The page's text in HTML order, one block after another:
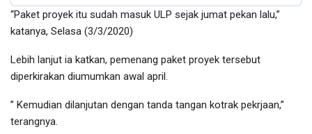
“Paket proyek itu sudah masuk ULP sejak jumat pekan lalu,”
katanya, Selasa (3/3/2020)
Lebih lanjut ia katkan, pemenang paket proyek tersebut
diperkirakan diumumkan awal april.
” Kemudian dilanjutan dengan tanda tangan kotrak pekrjaan,”
terangnya.